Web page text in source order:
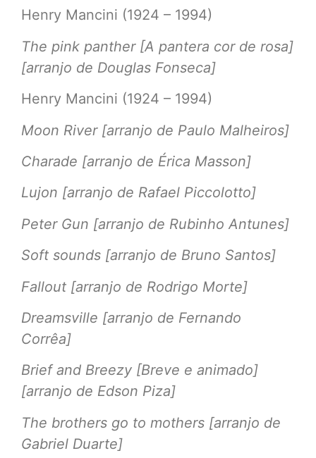
Henry Mancini (1924 – 1994)
The pink panther [A pantera cor de rosa]
[arranjo de Douglas Fonseca]
Henry Mancini (1924 – 1994)
Moon River [arranjo de Paulo Malheiros]
Charade [arranjo de Érica Masson]
Lujon [arranjo de Rafael Piccolotto]
Peter Gun [arranjo de Rubinho Antunes]
Soft sounds [arranjo de Bruno Santos]
Fallout [arranjo de Rodrigo Morte]
Dreamsville [arranjo de Fernando
Corrêa]
Brief and Breezy [Breve e animado]
[arranjo de Edson Piza]
The brothers go to mothers [arranjo de
Gabriel Duarte]